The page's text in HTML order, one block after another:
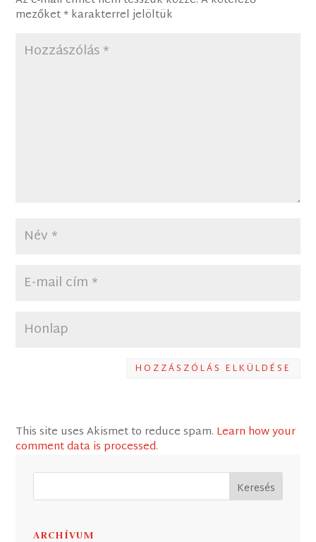
mezőket*karakterrel jelöltük
HOZZÁSZÓLÁS ELKÜLDÉSE
This site uses Akismet to reduce spam. Learn how your
comment data is processed.
ARCHÍVUM